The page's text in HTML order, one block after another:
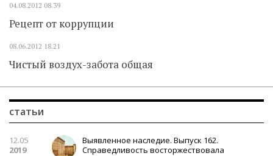
04.08.2012 08.39
Рецепт от коррупции
08.06.2012 18.21
Чистый воздух-забота общая
статьи
12.05
2019
Выявленное наследие. Выпуск 162.
Справедливость восторжествовала